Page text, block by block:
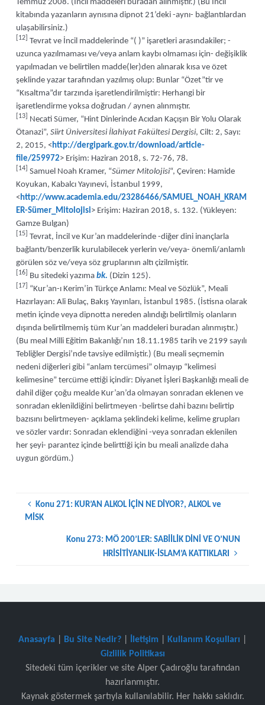
Temmuz 2008. (İncil maddeleri buradan alınmıştır.) (Bu İncil
kitabında yazanların aynısına dipnot 21’deki -aynı- bağlantılardan
ulaşabilirsiniz.)
[12] Tevrat ve İncil maddelerinde “( )” işaretleri arasındakiler; -
uzunca yazılmaması ve/veya anlam kaybı olmaması için- değişiklik
yapılmadan ve belirtilen madde(ler)den alınarak kısa ve özet
şeklinde yazar tarafından yazılmış olup: Bunlar “Özet”tir ve
“Kısaltma”dır tarzında işaretlendirilmiştir: Herhangi bir
işaretlendirme yoksa doğrudan / aynen alınmıştır.
[13]
Necati Sümer, “Hint Dinlerinde Acıdan Kaçışın Bir Yolu Olarak
Ötanazi”, Siirt Üniversitesi İlahiyat Fakültesi Dergisi, Cilt: 2, Sayı:
2, 2015, <http://dergipark.gov.tr/download/article-
file/259972> Erişim: Haziran 2018, s. 72-76, 78.
[14] Samuel Noah Kramer, “Sümer Mitolojisi“, Çeviren: Hamide
Koyukan, Kabalcı Yayınevi, İstanbul 1999,
<http://www.academia.edu/23286466/SAMUEL_NOAH_KRAM
ER-Sümer_Mitolojisi> Erişim: Haziran 2018, s. 132. (Yükleyen:
Gamze Bulgan)
[15] Tevrat, İncil ve Kur’an maddelerinde -diğer dini inançlarla
bağlantı/benzerlik kurulabilecek yerlerin ve/veya- önemli/anlamlı
görülen söz ve/veya söz gruplarının altı çizilmiştir.
[16] Bu sitedeki yazıma bk. (Dizin 125).
[17]
“Kur’an-ı Kerim’in Türkçe Anlamı: Meal ve Sözlük”, Meali
Hazırlayan: Ali Bulaç, Bakış Yayınları, İstanbul 1985. (İstisna olarak
metin içinde veya dipnotta nereden alındığı belirtilmiş olanların
dışında belirtilmemiş tüm Kur’an maddeleri buradan alınmıştır.)
(Bu meal Milli Eğitim Bakanlığı’nın 18.11.1985 tarih ve 2199 sayılı
Tebliğler Dergisi’nde tavsiye edilmiştir.) (Bu meali seçmemin
nedeni diğerleri gibi “anlam tercümesi” olmayıp “kelimesi
kelimesine” tercüme ettiği içindir: Diyanet İşleri Başkanlığı meali de
dahil diğer çoğu mealde Kur’an’da olmayan sonradan eklenen ve
sonradan eklenildiğini belirtmeyen -belirtse dahi bazını belirtip
bazısını belirtmeyen- açıklama şeklindeki kelime, kelime grupları
ve sözler vardır: Sonradan eklendiğini -veya sonradan eklenilen
her şeyi- parantez içinde belirttiği için bu meali analizde daha
uygun gördüm.)
Konu 271: KUR’AN ALKOL İÇİN NE DİYOR?, ALKOL ve
MİSK
Konu 273: MÖ 200’LER: SABİİLİK DİNİ VE O’NUN
HRİSİTİYANLIK-İSLAM’A KATTIKLARI
Anasayfa Bu Site Nedir? İletişim Kullanım Koşulları
Gizlilik Politikası
Sitedeki tüm içerikler ve site Alper Çadıroğlu tarafından
hazırlanmıştır.
Kaynak göstermek şartıyla kullanılabilir. Her hakkı saklıdır.